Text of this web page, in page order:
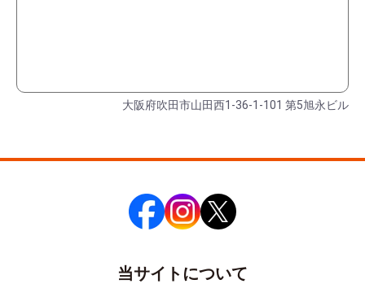
大阪府吹田市山田西1-36-1-101 第5旭永ビル
当サイトについて